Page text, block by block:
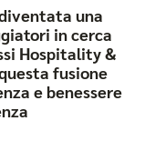
una
in cerca
Hospitality &
fusione
e benessere